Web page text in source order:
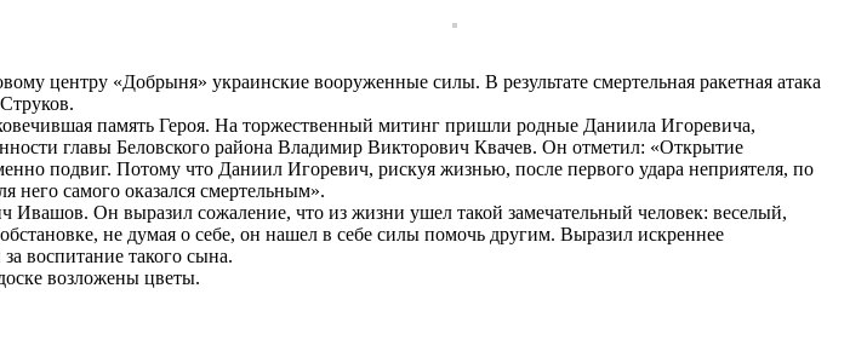
центру «Добрыня» украинские вооруженные силы. В результате смертельная ракетная атака
память Героя. На торжественный митинг пришли родные Даниила Игоревича,
главы Беловского района Владимир Викторович Квачев. Он отметил: «Открытие
подвиг. Потому что Даниил Игоревич, рискуя жизнью, после первого удара неприятеля, по
самого оказался смертельным».
Он выразил сожаление, что из жизни ушел такой замечательный человек: веселый,
не думая о себе, он нашел в себе силы помочь другим. Выразил искреннее
воспитание такого сына.
возложены цветы.